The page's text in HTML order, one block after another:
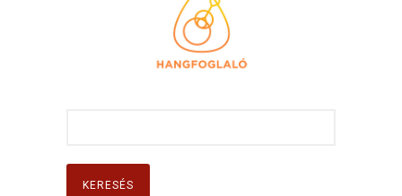
r